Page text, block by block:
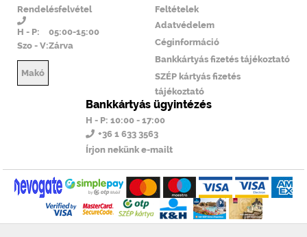
Rendelésfelvétel
H - P:
05:00-15:00
Szo - V:Zárva
Makó
Feltételek
Adatvédelem
Céginformáció
Bankkártyás fizetés tájékoztató
SZÉP kártyás fizetés
tájékoztató
Bankkártyás ügyintézés
H - P: 10:00 - 17:00
+36 1 633 3563
Írjon nekünk e-mailt